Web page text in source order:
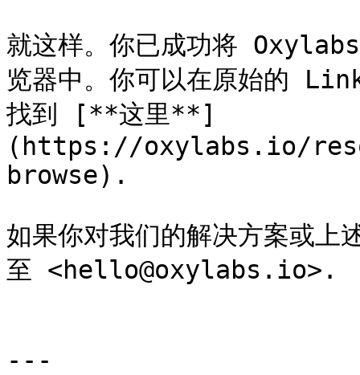
就这样。你已成功将
览器中。你可以在原始的
找到 [**这里**]
(https://oxylabs.io/
browse).
如果你对我们的解决方案或上
至 <hello@oxylabs.io>.
---